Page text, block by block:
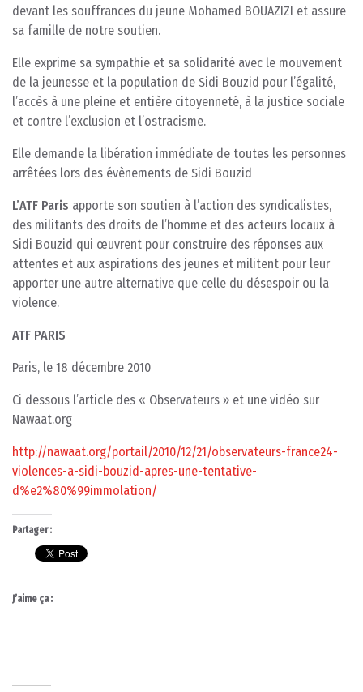
devant les souffrances du jeune Mohamed BOUAZIZI et assure
sa famille de notre soutien.
Elle exprime sa sympathie et sa solidarité avec le mouvement
de la jeunesse et la population de Sidi Bouzid pour l’égalité,
l’accès à une pleine et entière citoyenneté, à la justice sociale
et contre l’exclusion et l’ostracisme.
Elle demande la libération immédiate de toutes les personnes
arrêtées lors des évènements de Sidi Bouzid
L’ATF Paris apporte son soutien à l’action des syndicalistes,
des militants des droits de l’homme et des acteurs locaux à
Sidi Bouzid qui œuvrent pour construire des réponses aux
attentes et aux aspirations des jeunes et militent pour leur
apporter une autre alternative que celle du désespoir ou la
violence.
ATF PARIS
Paris, le 18 décembre 2010
Ci dessous l’article des « Observateurs » et une vidéo sur
Nawaat.org
http://nawaat.org/portail/2010/12/21/observateurs-france24-
violences-a-sidi-bouzid-apres-une-tentative-
d%e2%80%99immolation/
Partager :
J’aime ça :